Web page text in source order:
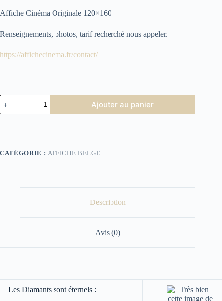
Affiche Cinéma Originale 120×160
Renseignements, photos, tarif recherché nous appeler.
https://affichecinema.fr/contact/
quantité
de
Affiche
les
éternels
Ajouter au panier
CATÉGORIE : AFFICHE BELGE
Description
Avis (0)
Les Diamants sont éternels :